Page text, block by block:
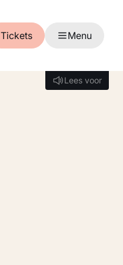
Tickets Menu
Lees voor
Lees voor